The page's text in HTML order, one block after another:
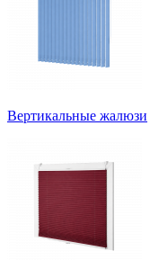
Вертикальные жалюзи